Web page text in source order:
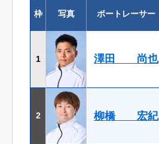
枠 写真 ボートレーサー
1 澤田 尚也
2 柳橋 宏紀